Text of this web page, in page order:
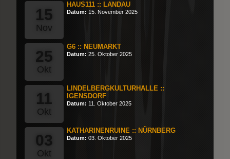
15
Nov
HAUS111 :: LANDAU
Datum: 15. November 2025
25
Okt
G6 :: NEUMARKT
Datum: 25. Oktober 2025
11
Okt
LINDELBERGKULTURHALLE ::
IGENSDORF
Datum: 11. Oktober 2025
03
Okt
KATHARINENRUINE :: NÜRNBERG
Datum: 03. Oktober 2025